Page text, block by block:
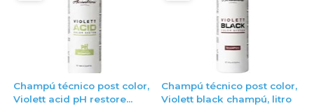
Champú técnico post color,
Violett acid pH restore
Champú técnico post color,
Violett black champú, litro